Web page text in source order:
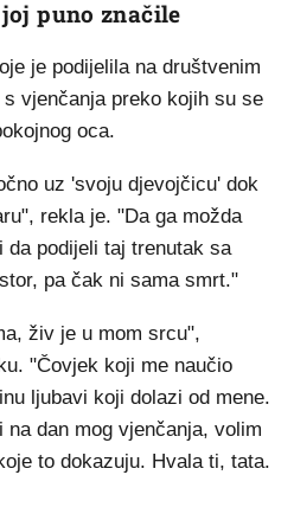
puno značile
je podijelila na društvenim
vjenčanja preko kojih su se
oca.
uz 'svoju djevojčicu' dok
rekla je. "Da ga možda
podijeli taj trenutak sa
pa čak ni sama smrt."
živ je u mom srcu",
"Čovjek koji me naučio
ljubavi koji dolazi od mene.
na dan mog vjenčanja, volim
to dokazuju. Hvala ti, tata.